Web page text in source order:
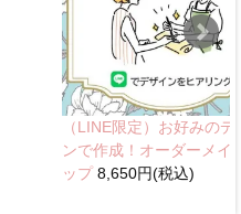
（LINE限定）お好みのデ
ンで作成！オーダーメイ
ップ8,650円(税込)